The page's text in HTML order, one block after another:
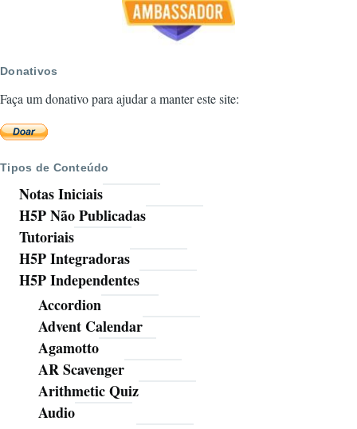
Donativos
Faça um donativo para ajudar a manter este site:
Tipos de Conteúdo
Notas Iniciais
H5P Não Publicadas
Tutoriais
H5P Integradoras
H5P Independentes
Accordion
Advent Calendar
Agamotto
AR Scavenger
Arithmetic Quiz
Audio